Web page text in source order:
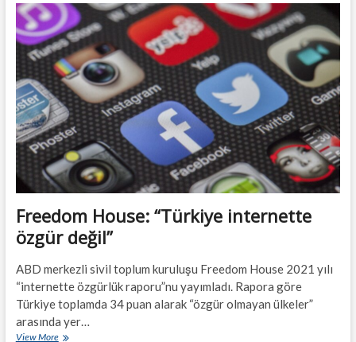
söz
söylemenin
vazgeçilemez
ağırlığı
Freedom House: “Türkiye internette
özgür değil”
ABD merkezli sivil toplum kuruluşu Freedom House 2021 yılı
“internette özgürlük raporu”nu yayımladı. Rapora göre
Türkiye toplamda 34 puan alarak “özgür olmayan ülkeler”
arasında yer…
View MoreFreedom